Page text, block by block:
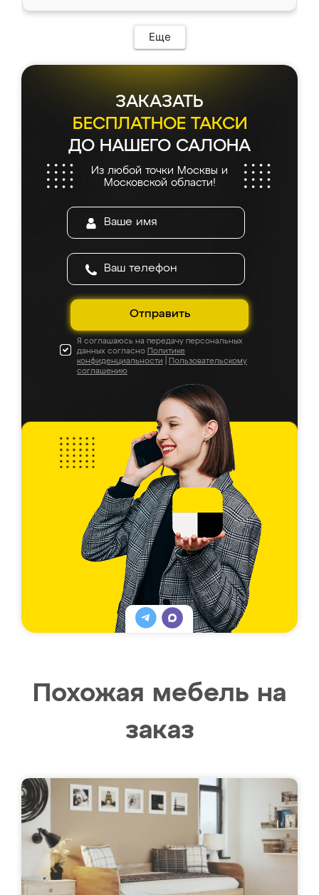
Еще
ЗАКАЗАТЬ
БЕСПЛАТНОЕ ТАКСИ
ДО НАШЕГО САЛОНА
Из любой точки Москвы и
Московской области!
Отправить
Я соглашаюсь на передачу персональных
данных согласно Политике
конфиденциальности
Пользовательскому
соглашению
Похожая мебель на
заказ